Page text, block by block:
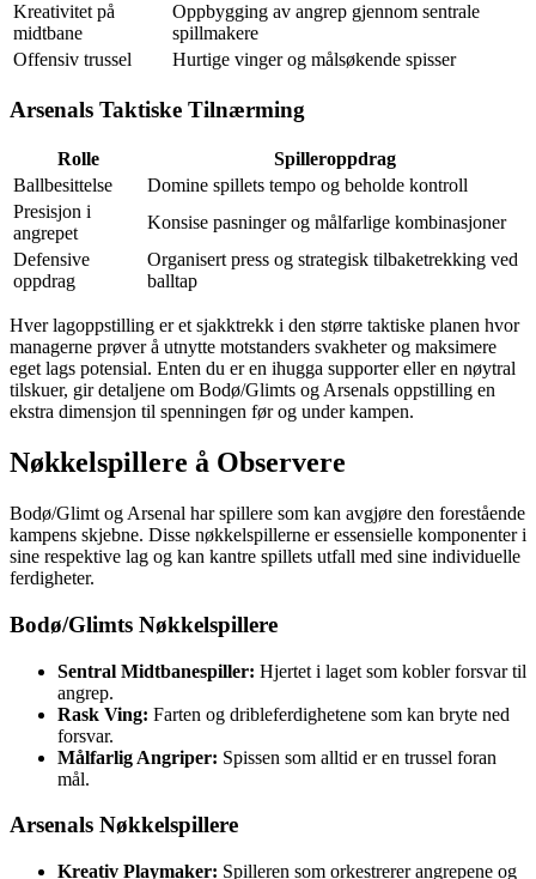
Kreativitet på
midtbane
Oppbygging av angrep gjennom sentrale
spillmakere
Offensiv trussel
Hurtige vinger og målsøkende spisser
Arsenals Taktiske Tilnærming
Rolle
Spilleroppdrag
Ballbesittelse
Domine spillets tempo og beholde kontroll
Presisjon i
angrepet
Konsise pasninger og målfarlige kombinasjoner
Defensive
oppdrag
Organisert press og strategisk tilbaketrekking ved
balltap
Hver lagoppstilling er et sjakktrekk i den større taktiske planen hvor
managerne prøver å utnytte motstanders svakheter og maksimere
eget lags potensial. Enten du er en ihugga supporter eller en nøytral
tilskuer, gir detaljene om Bodø/Glimts og Arsenals oppstilling en
ekstra dimensjon til spenningen før og under kampen.
Nøkkelspillere å Observere
Bodø/Glimt og Arsenal har spillere som kan avgjøre den forestående
kampens skjebne. Disse nøkkelspillerne er essensielle komponenter i
sine respektive lag og kan kantre spillets utfall med sine individuelle
ferdigheter.
Bodø/Glimts Nøkkelspillere
Sentral Midtbanespiller: Hjertet i laget som kobler forsvar til
angrep.
Rask Ving: Farten og dribleferdighetene som kan bryte ned
forsvar.
Målfarlig Angriper: Spissen som alltid er en trussel foran
mål.
Arsenals Nøkkelspillere
Kreativ Playmaker: Spilleren som orkestrerer angrepene og